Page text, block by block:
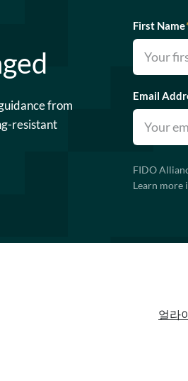
from
resistant
First Name
Email
FIDO
Learn more
얼라